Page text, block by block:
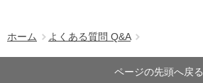
ホーム よくある質問 Q&A
ページの先頭へ戻る